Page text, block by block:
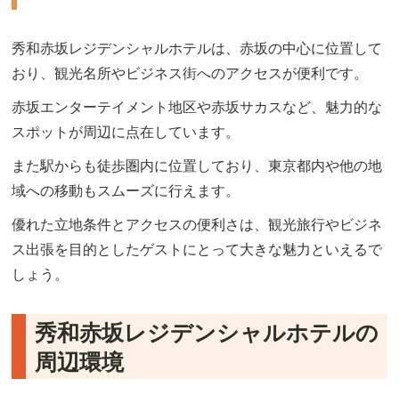
秀和赤坂レジデンシャルホテルは、赤坂の中心に位置して
おり、観光名所やビジネス街へのアクセスが便利です。
赤坂エンターテイメント地区や赤坂サカスなど、魅力的な
スポットが周辺に点在しています。
また駅からも徒歩圏内に位置しており、東京都内や他の地
域への移動もスムーズに行えます。
優れた立地条件とアクセスの便利さは、観光旅行やビジネ
ス出張を目的としたゲストにとって大きな魅力といえるで
しょう。
秀和赤坂レジデンシャルホテルの
周辺環境